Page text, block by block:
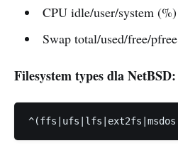
CPU idle/user/system (%)
Swap total/used/free/pfree
Filesystem types dla NetBSD: